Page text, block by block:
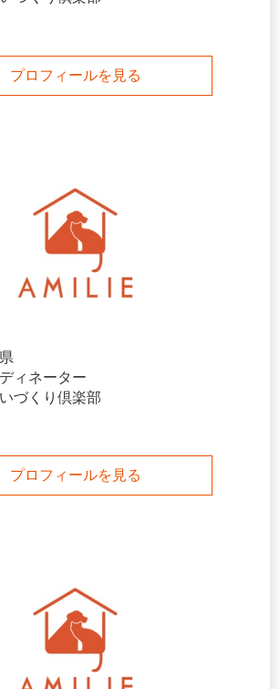
プロフィールを見る
ィネーター
づくり倶楽部
プロフィールを見る